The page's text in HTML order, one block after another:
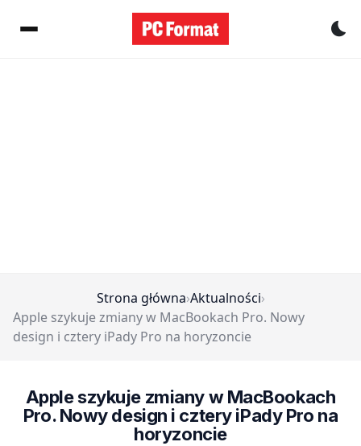
Strona główna›Aktualności›
Apple szykuje zmiany w MacBookach Pro. Nowy
design i cztery iPady Pro na horyzoncie
Apple szykuje zmiany w MacBookach
Pro. Nowy design i cztery iPady Pro na
horyzoncie